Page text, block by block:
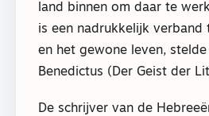
land binnen om daar te
is een nadrukkelijk verband
en het gewone leven,
Benedictus (Der Geist der
De schrijver van de